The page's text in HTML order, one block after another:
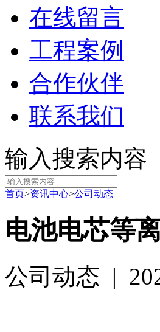
在线留言
工程案例
合作伙伴
联系我们
输入搜索内容
首页>资讯中心>公司动态
电池电芯等
公司动态 |